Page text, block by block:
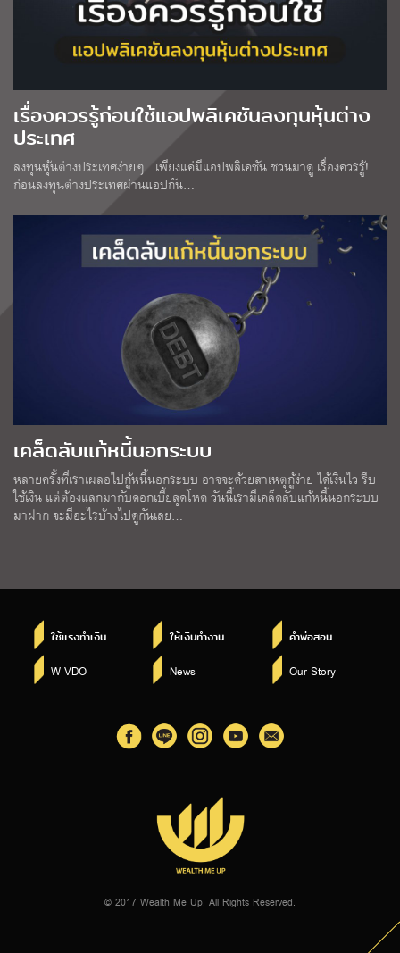
เรื่องควรรู้ก่อนใช้แอปพลิเคชันลงทุนหุ้นต่าง
ประเทศ
ลงทุนหุ้นต่างประเทศง่ายๆ…เพียงแค่มีแอปพลิเคชัน ชวนมาดู เรื่องควรรู้!
ก่อนลงทุนต่างประเทศผ่านแอปกัน…
เคล็ดลับแก้หนี้นอกระบบ
หลายครั้งที่เราเผลอไปกู้หนี้นอกระบบ อาจจะด้วยสาเหตุกู้ง่าย ได้เงินไว รีบ
ใช้เงิน แต่ต้องแลกมากับดอกเบี้ยสุดโหด วันนี้เรามีเคล็ดลับแก้หนี้นอกระบบ
มาฝาก จะมีอะไรบ้างไปดูกันเลย…
ใช้แรงทำเงิน ให้เงินทำงาน คำพ่อสอน
W VDO News Our Story
© 2017 Wealth Me Up. All Rights Reserved.